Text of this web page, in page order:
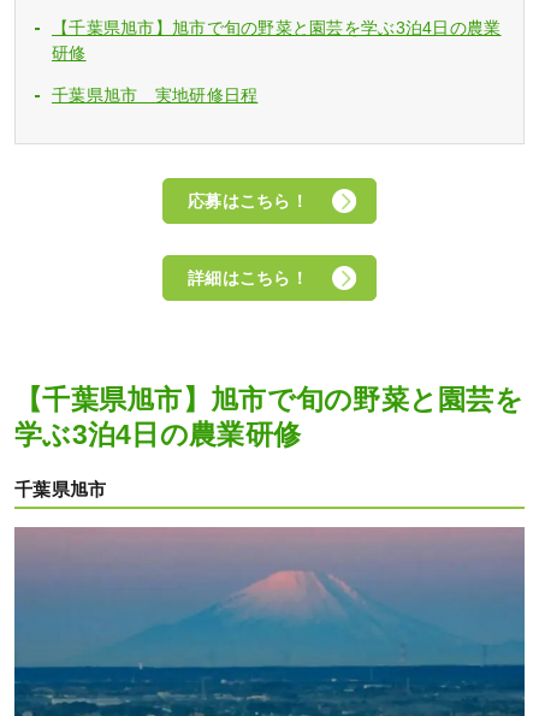
【千葉県旭市】旭市で旬の野菜と園芸を学ぶ3泊4日の農業
研修
千葉県旭市 実地研修日程
応募はこちら！
詳細はこちら！
【千葉県旭市】旭市で旬の野菜と園芸を
学ぶ3泊4日の農業研修
千葉県旭市